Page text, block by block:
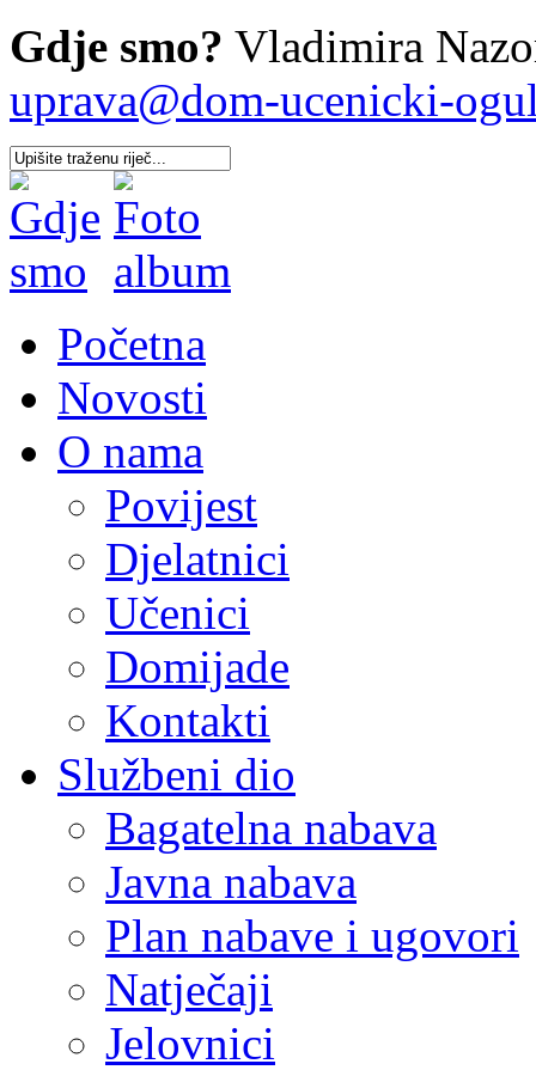
Gdje smo? Vladimira
uprava@dom-ucenicki-
Početna
Novosti
O nama
Povijest
Djelatnici
Učenici
Domijade
Kontakti
Službeni dio
Bagatelna nabava
Javna nabava
Plan nabave i ugovori
Natječaji
Jelovnici